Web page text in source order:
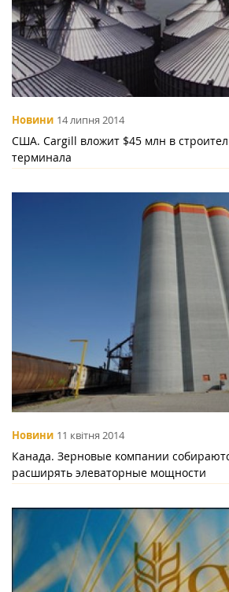
Новини 14 липня 2014
США. Cargill вложит $45 млн в
терминала
Новини 11 квітня 2014
Канада. Зерновые компании
расширять элеваторные мощности